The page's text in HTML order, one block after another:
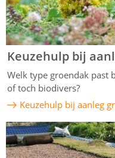
Keuzehulp bij
Welk type groendak past
of toch biodivers?
Keuzehulp bij aanleg